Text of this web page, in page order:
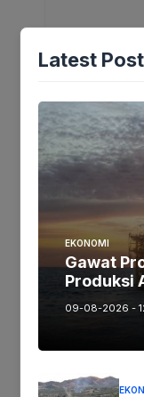
Nama*
Email
Latest Post
EKONOMI
Gawat
Produksi
09-08-2026 -